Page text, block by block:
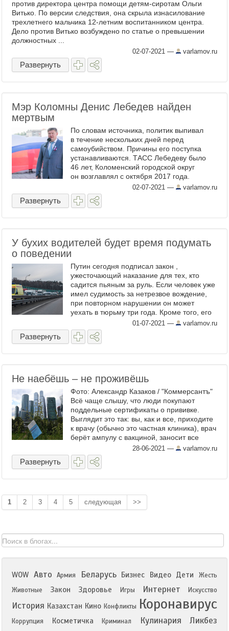
против директора центра помощи детям-сиротам Ольги
Витько. По версии следствия, она скрыла изнасилование
трехлетнего мальчика 12-летним воспитанником центра.
Дело против Витько возбуждено по статье о превышении
должностных ...
02-07-2021 — varlamov.ru
Развернуть
Мэр Коломны Денис Лебедев найден
мертвым
По словам источника, политик выпивал
в течение нескольких дней перед
самоубийством. Причины его поступка
устанавливаются. ТАСС Лебедеву было
46 лет, Коломенский городской округ
он возглавлял с октября 2017 года.
До этого он руководил подмосковным
городским округом Озеры. С ...
02-07-2021 — varlamov.ru
Развернуть
У бухих водителей будет время подумать
о поведении
Путин сегодня подписал закон ,
ужесточающий наказание для тех, кто
садится пьяным за руль. Если человек уже
имел судимость за нетрезвое вождение,
при повторном нарушении он может
уехать в тюрьму три года. Кроме того, его
могут оштрафовать на 500 тысяч рублей и
запретить занимать ...
01-07-2021 — varlamov.ru
Развернуть
Не наебёшь – не проживёшь
Фото: Александр Казаков / "Коммерсантъ"
Всё чаще слышу, что люди покупают
поддельные сертификаты о прививке.
Выглядит это так: вы, как и все, приходите
к врачу (обычно это частная клиника), врач
берёт ампулу с вакциной, заносит все
ваши данные, а дальше просто выливает
вакцину в ...
28-06-2021 — varlamov.ru
Развернуть
1 2 3 4 5 следующая >>
WOW Авто Армия Беларусь Бизнес Видео Дети
Жесть
Животные
Закон Здоровье Игры Интернет Искусство
История Казахстан Кино Конфликты Коронавирус
Коррупция Косметичка Криминал Кулинария
Ликбез